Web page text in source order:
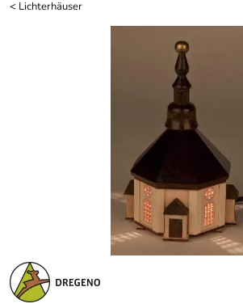
< Lichterhäuser